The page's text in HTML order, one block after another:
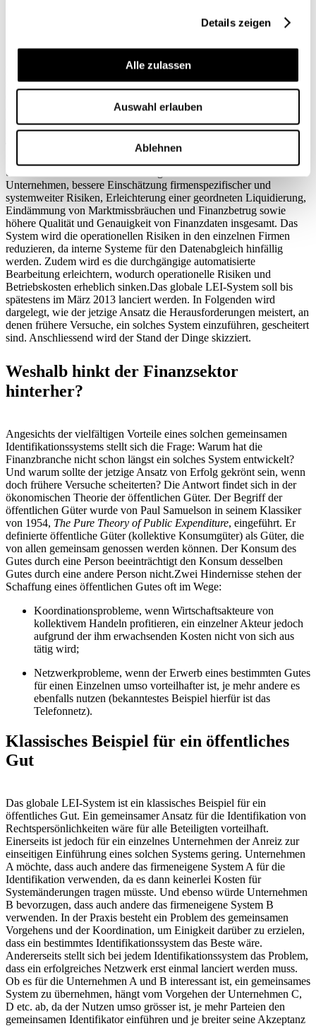
Details zeigen
Alle zulassen
Auswahl erlauben
Ablehnen
Hauptziel des globalen LEI-Systems ist es, eine gemeinsame,
standardisierte Identifikation für jeden Finanzmarktteilnehmer
ein einheitliches, weltweit gültiges Identifikationssystem geschaffen
werden. Steht das System erst einmal, werden Benutzer in
Baltimore, Beijing und Bern denselben Code verwenden, um
Transaktionen mit einer gemeinsamen Gegenpartei zu identifizieren.
unterstützen: besseres Risikomanagement in den einzelnen
Unternehmen, bessere Einschätzung firmenspezifischer und
systemweiter Risiken, Erleichterung einer geordneten Liquidierung,
Eindämmung von Marktmissbräuchen und Finanzbetrug sowie
höhere Qualität und Genauigkeit von Finanzdaten insgesamt. Das
System wird die operationellen Risiken in den einzelnen Firmen
reduzieren, da interne Systeme für den Datenabgleich hinfällig
werden. Zudem wird es die durchgängige automatisierte
Bearbeitung erleichtern, wodurch operationelle Risiken und
Betriebskosten erheblich sinken.Das globale LEI-System soll bis
spätestens im März 2013 lanciert werden. In Folgenden wird
dargelegt, wie der jetzige Ansatz die Herausforderungen meistert, an
denen frühere Versuche, ein solches System einzuführen, gescheitert
sind. Anschliessend wird der Stand der Dinge skizziert.
Weshalb hinkt der Finanzsektor
hinterher?
Angesichts der vielfältigen Vorteile eines solchen gemeinsamen
Identifikationssystems stellt sich die Frage: Warum hat die
Finanzbranche nicht schon längst ein solches System entwickelt?
Und warum sollte der jetzige Ansatz von Erfolg gekrönt sein, wenn
doch frühere Versuche scheiterten? Die Antwort findet sich in der
ökonomischen Theorie der öffentlichen Güter. Der Begriff der
öffentlichen Güter wurde von Paul Samuelson in seinem Klassiker
von 1954, The Pure Theory of Public Expenditure, eingeführt. Er
definierte öffentliche Güter (kollektive Konsumgüter) als Güter, die
von allen gemeinsam genossen werden können. Der Konsum des
Gutes durch eine Person beeinträchtigt den Konsum desselben
Gutes durch eine andere Person nicht.Zwei Hindernisse stehen der
Schaffung eines öffentlichen Gutes oft im Wege:
Koordinationsprobleme, wenn Wirtschaftsakteure von
kollektivem Handeln profitieren, ein einzelner Akteur jedoch
aufgrund der ihm erwachsenden Kosten nicht von sich aus
tätig wird;
Netzwerkprobleme, wenn der Erwerb eines bestimmten Gutes
für einen Einzelnen umso vorteilhafter ist, je mehr andere es
ebenfalls nutzen (bekanntestes Beispiel hierfür ist das
Telefonnetz).
Klassisches Beispiel für ein öffentliches
Gut
Das globale LEI-System ist ein klassisches Beispiel für ein
öffentliches Gut. Ein gemeinsamer Ansatz für die Identifikation von
Rechtspersönlichkeiten wäre für alle Beteiligten vorteilhaft.
Einerseits ist jedoch für ein einzelnes Unternehmen der Anreiz zur
einseitigen Einführung eines solchen Systems gering. Unternehmen
A möchte, dass auch andere das firmeneigene System A für die
Identifikation verwenden, da es dann keinerlei Kosten für
Systemänderungen tragen müsste. Und ebenso würde Unternehmen
B bevorzugen, dass auch andere das firmeneigene System B
verwenden. In der Praxis besteht ein Problem des gemeinsamen
Vorgehens und der Koordination, um Einigkeit darüber zu erzielen,
dass ein bestimmtes Identifikationssystem das Beste wäre.
Andererseits stellt sich bei jedem Identifikationssystem das Problem,
dass ein erfolgreiches Netzwerk erst einmal lanciert werden muss.
Ob es für die Unternehmen A und B interessant ist, ein gemeinsames
System zu übernehmen, hängt vom Vorgehen der Unternehmen C,
D etc. ab, da der Nutzen umso grösser ist, je mehr Parteien den
gemeinsamen Identifikator einführen und je breiter seine Akzeptanz